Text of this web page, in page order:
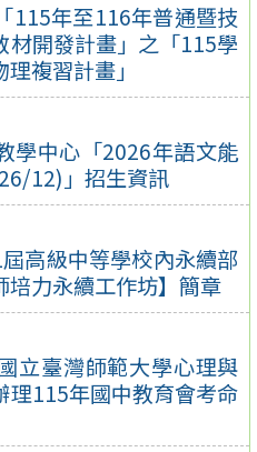
115年至116年普通暨技
材開發計畫」之「115學
複習計畫」
學中心「2026年語文能
12)」招生資訊
高級中等學校內永續部
力永續工作坊】簡章
立臺灣師範大學心理與
理115年國中教育會考命